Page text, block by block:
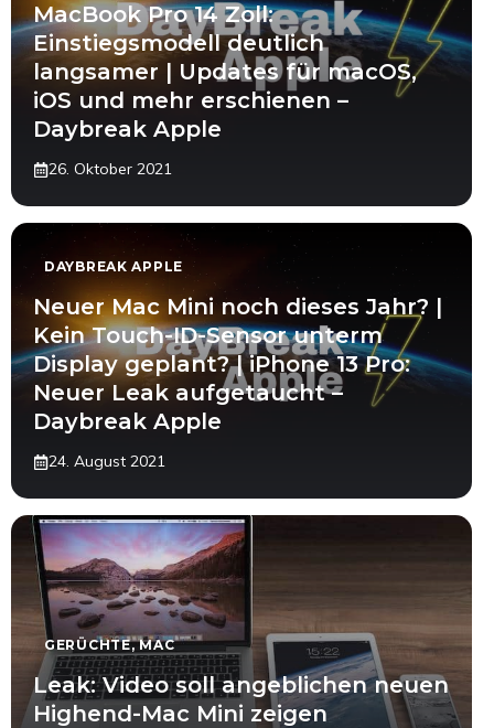
MacBook Pro 14 Zoll:
Einstiegsmodell deutlich
langsamer | Updates für macOS,
iOS und mehr erschienen –
Daybreak Apple
26. Oktober 2021
DAYBREAK APPLE
Neuer Mac Mini noch dieses Jahr? |
Kein Touch-ID-Sensor unterm
Display geplant? | iPhone 13 Pro:
Neuer Leak aufgetaucht –
Daybreak Apple
24. August 2021
GERÜCHTE,MAC
Leak: Video soll angeblichen neuen
Highend-Mac Mini zeigen